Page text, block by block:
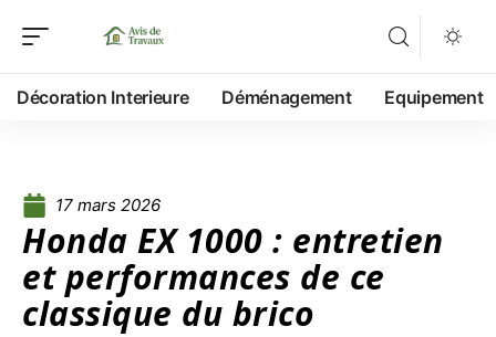
Décoration Interieure Déménagement Equipement
17 mars 2026
Honda EX 1000 : entretien
et performances de ce
classique du brico